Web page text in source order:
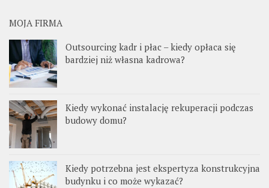
MOJA FIRMA
Outsourcing kadr i płac – kiedy opłaca się
bardziej niż własna kadrowa?
Kiedy wykonać instalację rekuperacji podczas
budowy domu?
Kiedy potrzebna jest ekspertyza konstrukcyjna
budynku i co może wykazać?